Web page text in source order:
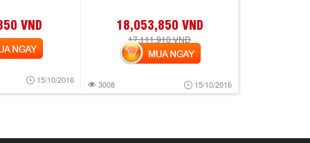
VND
15/10/2016
18,053,850 VND
17,111,910 VND
3008 15/10/2016
MUA NGAY